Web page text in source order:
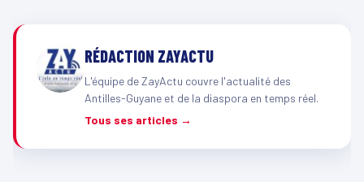
RÉDACTION ZAYACTU
L'équipe de ZayActu couvre l'actualité des
Antilles-Guyane et de la diaspora en temps réel.
Tous ses articles →